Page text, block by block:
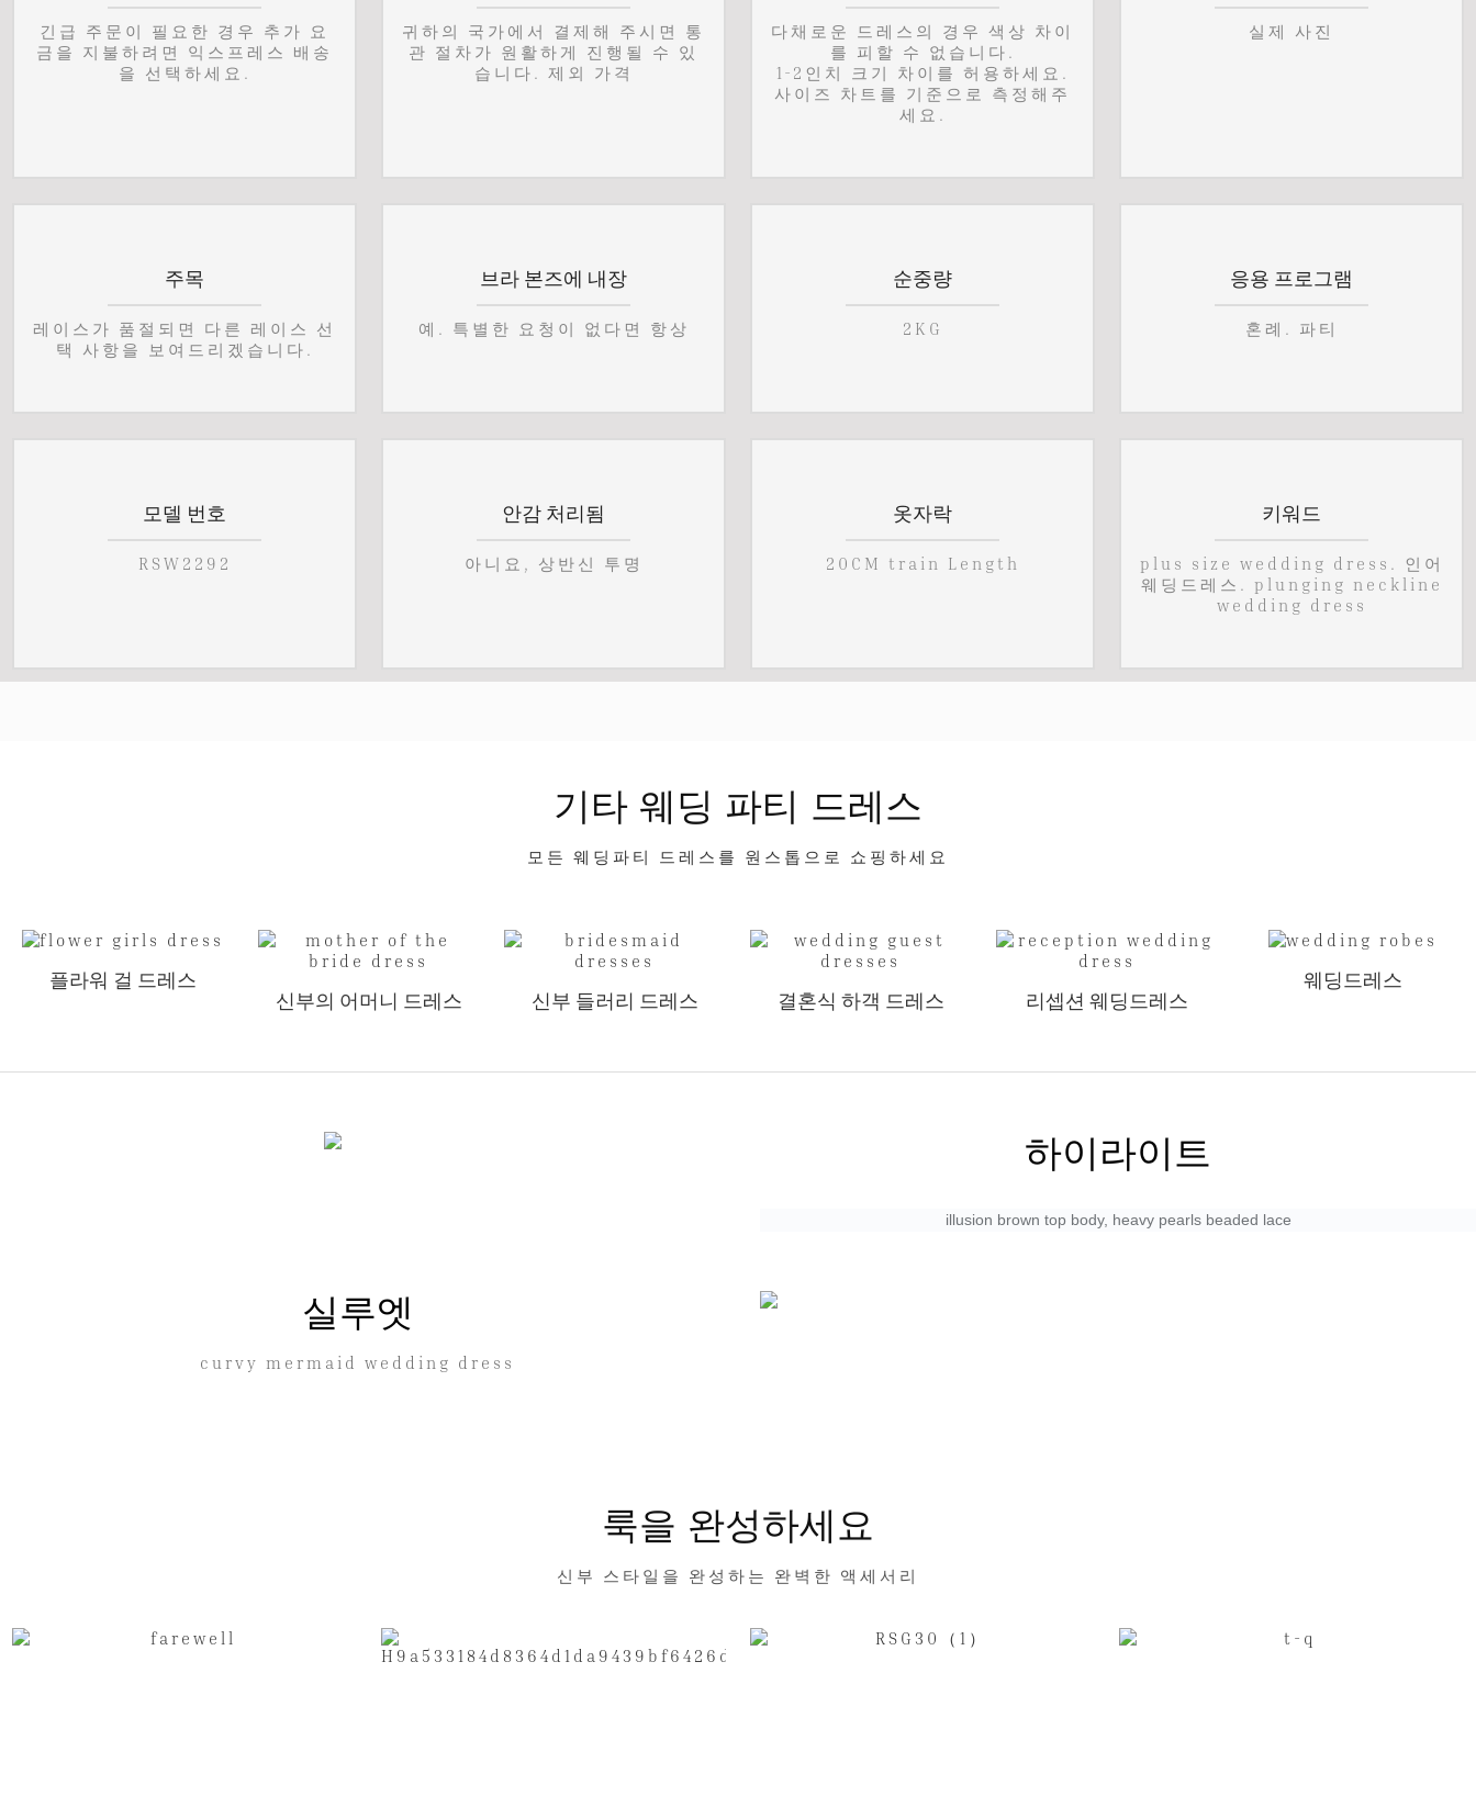
긴급 주문이 필요한 경우 추가 요
금을 지불하려면 익스프레스 배송
을 선택하세요.
귀하의 국가에서 결제해 주시면 통
관 절차가 원활하게 진행될 수 있
습니다. 제외 가격
다채로운 드레스의 경우 색상 차이
를 피할 수 없습니다.
1-2인치 크기 차이를 허용하세요.
사이즈 차트를 기준으로 측정해주
세요.
실제 사진
주목
레이스가 품절되면 다른 레이스 선
택 사항을 보여드리겠습니다.
브라 본즈에 내장
예. 특별한 요청이 없다면 항상
순중량
2KG
응용 프로그램
혼례. 파티
모델 번호
RSW2292
안감 처리됨
아니요, 상반신 투명
옷자락
20CM train Length
키워드
plus size wedding dress. 인어
웨딩드레스. plunging neckline
wedding dress
기타 웨딩 파티 드레스
모든 웨딩파티 드레스를 원스톱으로 쇼핑하세요
플라워 걸 드레스
신부의 어머니 드레스
신부 들러리 드레스 결혼식 하객 드레스 리셉션 웨딩드레스
웨딩드레스
하이라이트
illusion brown top body, heavy pearls beaded lace
실루엣
curvy mermaid wedding dress
룩을 완성하세요
신부 스타일을 완성하는 완벽한 액세서리